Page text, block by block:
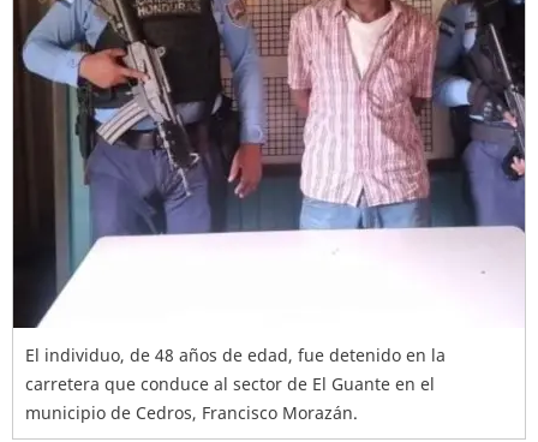
El individuo, de 48 años de edad, fue detenido en la
carretera que conduce al sector de El Guante en el
municipio de Cedros, Francisco Morazán.